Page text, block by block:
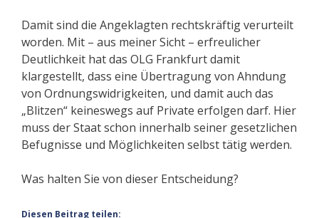
Damit sind die Angeklagten rechtskräftig verurteilt
worden. Mit – aus meiner Sicht – erfreulicher
Deutlichkeit hat das OLG Frankfurt damit
klargestellt, dass eine Übertragung von Ahndung
von Ordnungswidrigkeiten, und damit auch das
„Blitzen“ keineswegs auf Private erfolgen darf. Hier
muss der Staat schon innerhalb seiner gesetzlichen
Befugnisse und Möglichkeiten selbst tätig werden.
Was halten Sie von dieser Entscheidung?
Diesen Beitrag teilen: